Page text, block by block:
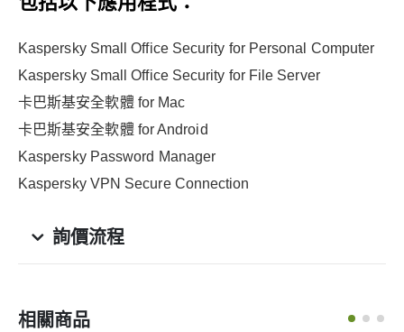
Kaspersky Small Office Security for Personal Computer
Kaspersky Small Office Security for File Server
卡巴斯基安全軟體 for Mac
卡巴斯基安全軟體 for Android
Kaspersky Password Manager
Kaspersky VPN Secure Connection
詢價流程
相關商品